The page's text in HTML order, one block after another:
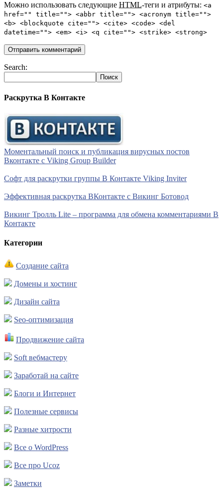
Можно использовать следующие HTML-теги и атрибуты: <a
href="" title=""> <abbr title=""> <acronym title="">
<b> <blockquote cite=""> <cite> <code> <del
datetime=""> <em> <i> <q cite=""> <strike> <strong>
Search:
Раскрутка В Контакте
Моментальный поиск и публикация вирусных постов
Вконтакте с Viking Group Builder
Софт для раскрутки группы В Контакте Viking Inviter
Эффективная раскрутка ВКонтакте с Викинг Ботовод
Викинг Тролль Lite – программа для обмена комментариями В
Контакте
Категории
Создание сайта
Домены и хостинг
Дизайн сайта
Seo-оптимизация
Продвижение сайта
Soft вебмастеру
Заработай на сайте
Блоги и Интернет
Полезные сервисы
Разные хитрости
Все о WordPress
Все про Ucoz
Заметки